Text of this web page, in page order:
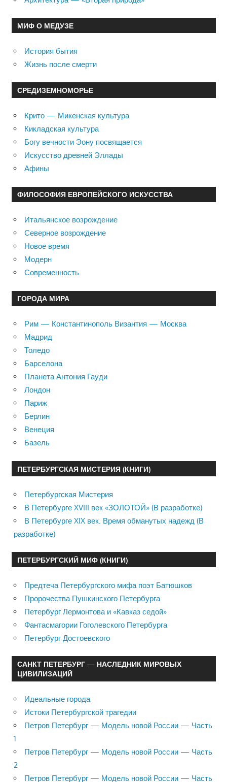
МИФ О МЕДУЗЕ
История бытия
Жизнь после смерти
СРЕДИЗЕМНОМОРЬЕ
Крито — Микенская культура
Кикладская культура
Богу вечности Эону посвящается
Искусство древней Эллады
Афины
ФИЛОСОФИЯ ЕВРОПЕЙСКОГО ИСКУССТВА
Итальянское возрождение
Северное возрождение
Новое время
Модерн
Современность
ГОРОДА МИРА
Рим — Константинополь Византия — Москва
Мадрид
Толедо
Барселона
Планета Антония Гауди
Лондон
Париж
Берлин
Венеция
Базель
ПЕТЕРБУРГСКАЯ МИСТЕРИЯ (КНИГИ)
Петербургская Мистерия
В Петербурге XVIII век «ЗОЛОТОЙ» (В разработке)
В Петербурге XIX век. Время обманутых надежд (В
разработке)
ПЕТЕРБУРГСКИЙ МИФ (КНИГИ)
Предтеча Петербургского мифа поэт Батюшков
Пророчества Пушкинского Петербурга
Петербург Лермонтова и «Кавказ седой»
Фантасмагории Гоголевского Петербурга
Петербург Достоевского
САНКТ ПЕТЕРБУРГ — НАСЛЕДНИК МИРОВЫХ
ЦИВИЛИЗАЦИЙ
Идеальные города
Истоки Петербургской трагедии
Петров Петербург — Модель новой России — Часть
1
Петров Петербург — Модель новой России — Часть
2
Петров Петербург — Модель новой России — Часть